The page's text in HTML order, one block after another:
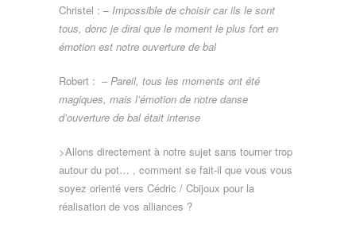
Christel : – Impossible de choisir car ils le sont
tous, donc je dirai que le moment le plus fort en
émotion est notre ouverture de bal
Robert : – Pareil, tous les moments ont été
magiques, mais l’émotion de notre danse
d’ouverture de bal était intense
>Allons directement à notre sujet sans tourner trop
autour du pot… , comment se fait-il que vous vous
soyez orienté vers Cédric / Cbijoux pour la
réalisation de vos alliances ?